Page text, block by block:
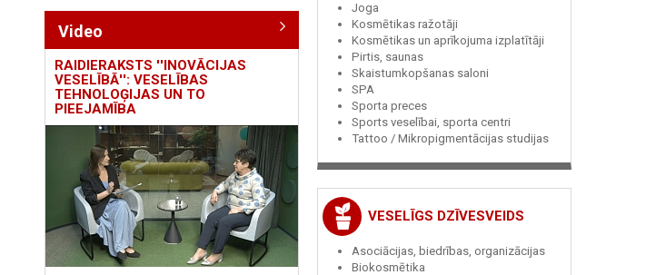
Video
RAIDIERAKSTS ''INOVĀCIJAS
VESELĪBĀ'': VESELĪBAS
TEHNOLOĢIJAS UN TO
PIEEJAMĪBA
Joga
Kosmētikas ražotāji
Kosmētikas un aprīkojuma izplatītāji
Pirtis, saunas
Skaistumkopšanas saloni
SPA
Sporta preces
Sports veselībai, sporta centri
Tattoo / Mikropigmentācijas studijas
VESELĪGS DZĪVESVEIDS
Asociācijas, biedrības, organizācijas
Biokosmētika